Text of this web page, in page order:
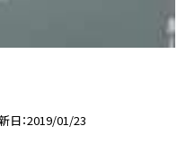
日 2019/01/23